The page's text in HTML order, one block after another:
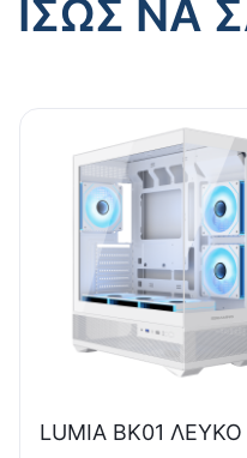
ΊΣΩΣ ΝΑ
LUMIA BK01 ΛΕΥΚΟ